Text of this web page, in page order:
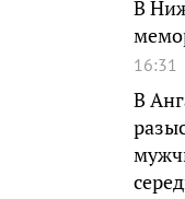
В
16:31
В